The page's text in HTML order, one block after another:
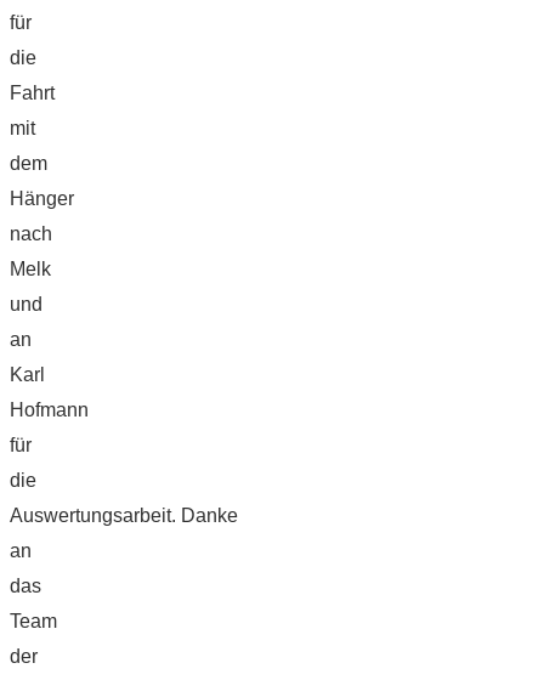
für
die
Fahrt
mit
dem
Hänger
nach
Melk
und
an
Karl
Hofmann
für
die
Auswertungsarbeit. Danke
an
das
Team
der